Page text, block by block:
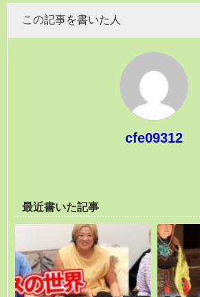
この記事を書いた人
cfe09312
最近書いた記事